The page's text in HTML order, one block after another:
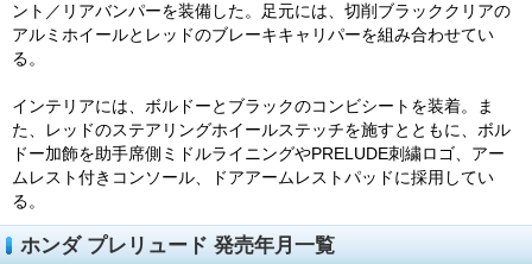
ント／リアバンパーを装備した。足元には、切削ブラッククリアの
アルミホイールとレッドのブレーキキャリパーを組み合わせてい
る。
インテリアには、ボルドーとブラックのコンビシートを装着。ま
た、レッドのステアリングホイールステッチを施すとともに、ボル
ドー加飾を助手席側ミドルライニングやPRELUDE刺繍ロゴ、アー
ムレスト付きコンソール、ドアアームレストパッドに採用してい
る。
ホンダ プレリュード 発売年月一覧